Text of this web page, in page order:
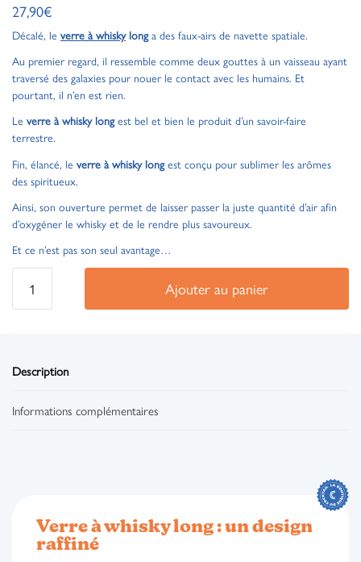
27,90€
Décalé, le verre à whiskylonga des faux-airs de navette spatiale.
Au premier regard, il ressemble comme deux gouttes à un vaisseau ayant
traversé des galaxies pour nouer le contact avec les humains. Et
pourtant, il n’en est rien.
Le verre à whisky longest bel et bien le produit d’un savoir-faire
terrestre.
Fin, élancé, le verre à whisky longest conçu pour sublimer les arômes
des spiritueux.
Ainsi, son ouverture permet de laisser passer la juste quantité d’air afin
d’oxygéner le whisky et de le rendre plus savoureux.
Et ce n’est pas son seul avantage…
Ajouter au panier
Description
Informations complémentaires
Verre à whisky long : un design
raffiné